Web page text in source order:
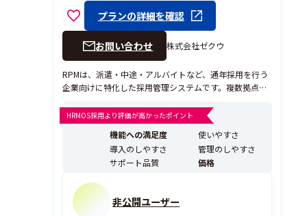
プランの詳細を確認
お問い合わせ 株式会社ゼクウ
RPMは、派遣・中途・アルバイトなど、通年採用を行う
企業向けに特化した採用管理システムです。複数拠点の
5.5％と多くの企業に長くご利用いただいております。
■こんなお困りごとはありませんか？ 「応募が多くて確
認や情報集約だけで一日が終わってしまう」...
HRMOS採用より評価が高かったポイント
機能への満足度
使いやすさ
導入のしやすさ
管理のしやすさ
サポート品質
価格
非公開ユーザー